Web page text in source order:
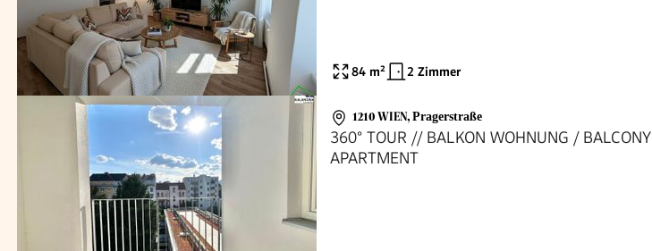
84 m² 2 Zimmer
1210 WIEN, Pragerstraße
360° TOUR // BALKON WOHNUNG / BALCONY
APARTMENT